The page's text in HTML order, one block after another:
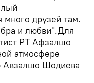
много друзей там.
и любви".Для
РТ Афзалшо
атмосфере
Авзалшо Шодиева